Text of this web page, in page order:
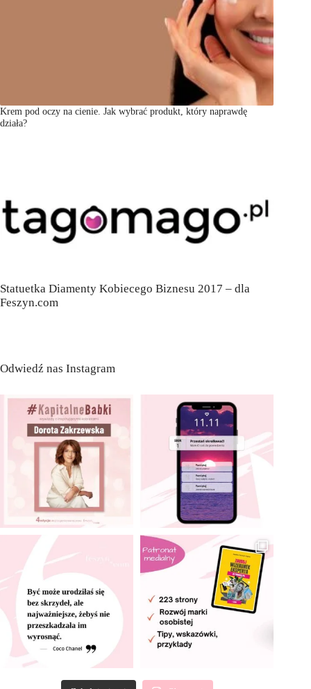
Krem pod oczy na cienie. Jak wybrać produkt, który naprawdę
działa?
Statuetka Diamenty Kobiecego Biznesu 2017 – dla
Feszyn.com
Odwiedź nas Instagram